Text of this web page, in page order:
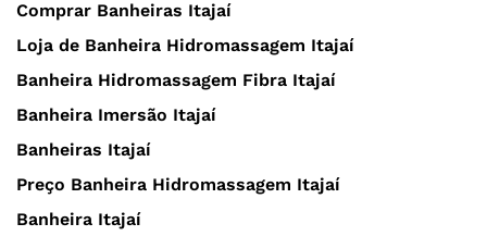
Comprar Banheiras Itajaí
Loja de Banheira Hidromassagem Itajaí
Banheira Hidromassagem Fibra Itajaí
Banheira Imersão Itajaí
Banheiras Itajaí
Preço Banheira Hidromassagem Itajaí
Banheira Itajaí